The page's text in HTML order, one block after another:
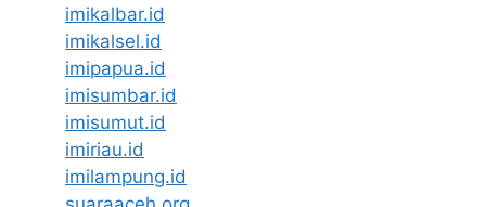
imikalbar.id
imikalsel.id
imipapua.id
imisumbar.id
imisumut.id
imiriau.id
imilampung.id